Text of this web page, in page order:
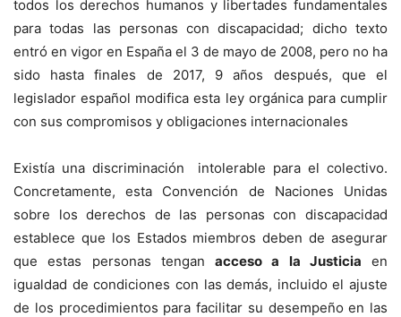
todos los derechos humanos y libertades fundamentales
para todas las personas con discapacidad; dicho texto
entró en vigor en España el 3 de mayo de 2008, pero no ha
sido hasta finales de 2017, 9 años después, que el
legislador español modifica esta ley orgánica para cumplir
con sus compromisos y obligaciones internacionales
Existía una discriminación intolerable para el colectivo.
Concretamente, esta Convención de Naciones Unidas
sobre los derechos de las personas con discapacidad
establece que los Estados miembros deben de asegurar
que estas personas tengan acceso a la Justicia en
igualdad de condiciones con las demás, incluido el ajuste
de los procedimientos para facilitar su desempeño en las